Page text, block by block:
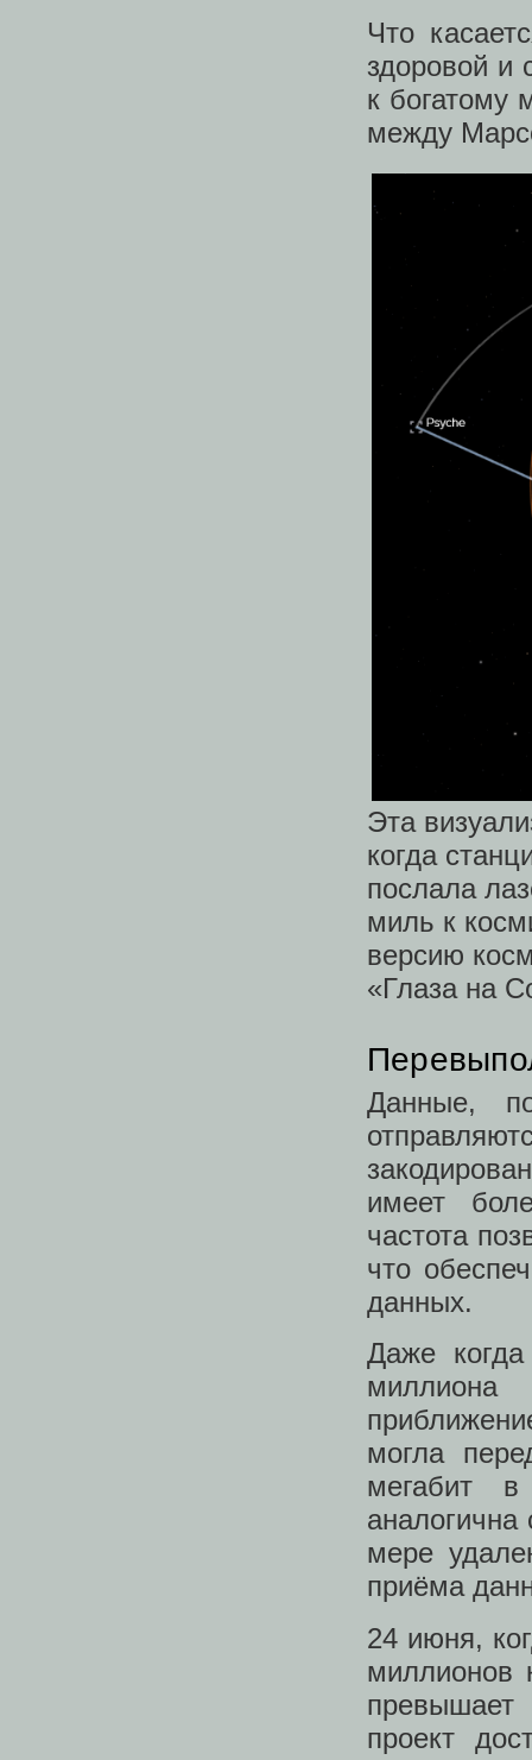
Что
здоровой и
к богатому
между
Эта
когда
послала
миль к
версию
«Глаза на
Данные,
имеет
частота
что
данных.
Даже
могла
мегабит
аналогична
мере
приёма
24 июня,
миллионов
превышает
проект